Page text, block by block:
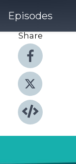
Episodes
Share